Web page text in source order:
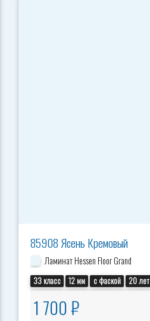
85908 Ясень Кремовый
Ламинат Hessen Floor Grand
33 класс 12 мм с фаской 20 лет
1 700 ₽